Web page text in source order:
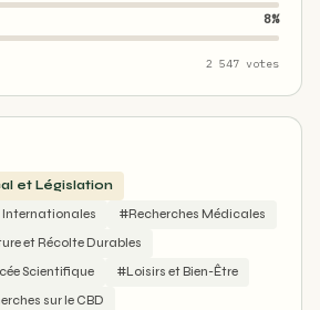
8%
2 547 votes
et Législation
#Recherches Médicales
et Récolte Durables
Scientifique
#Loisirs et Bien-Être
sur le CBD